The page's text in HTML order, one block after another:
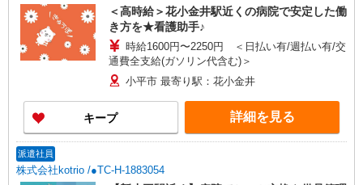
＜高時給＞花小金井駅近くの病院で安定した働
き方を★看護助手♪
時給1600円〜2250円 ＜日払い有/週払い有/交
通費全支給(ガソリン代含む)＞
小平市 最寄り駅：花小金井
キープ 詳細を見る
派遣社員
株式会社kotrio /●TC-H-1883054